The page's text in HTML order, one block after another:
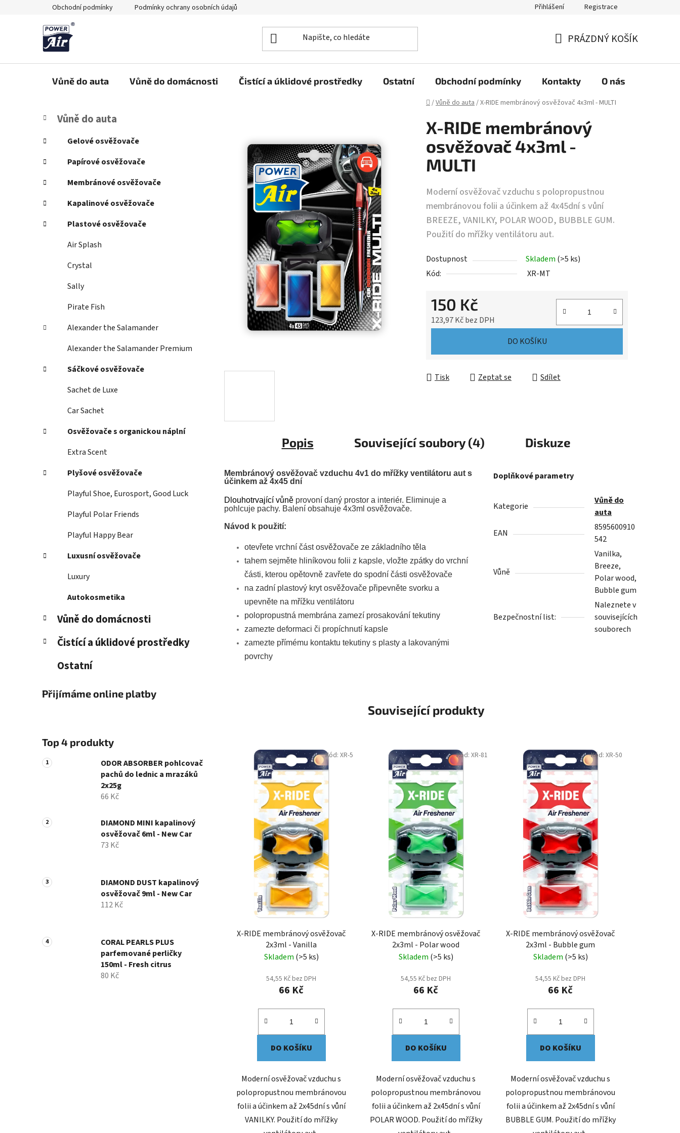
Obchodní podmínky Podmínky ochrany osobních údajů Přihlášení Registrace
KOŠÍK
PRÁZDNÝ KOŠÍK
Vůně do auta Vůně do domácnosti Čistící a úklidové prostředky Ostatní Obchodní podmínky Kontakty O nás
Domů
/Vůně do auta/X-RIDE membránový osvěžovač 4x3ml - MULTI
P
s
r
a
n
í
Přeskočit
kategorie
K
a
e
g
o
r
e
Vůně do auta
Gelové osvěžovače
Papírové osvěžovače
Membránové osvěžovače
Kapalinové osvěžovače
Plastové osvěžovače
Air Splash
Crystal
Sally
Pirate Fish
Alexander the Salamander
Alexander the Salamander Premium
Sáčkové osvěžovače
Sachet de Luxe
Car Sachet
Osvěžovače s organickou náplní
Extra Scent
Plyšové osvěžovače
Playful Shoe, Eurosport, Good Luck
Playful Polar Friends
Playful Happy Bear
Luxusní osvěžovače
Luxury
Autokosmetika
Vůně do domácnosti
Čistící a úklidové prostředky
Ostatní
Přijímáme online platby
Top 4 produkty
ODOR ABSORBER pohlcovač
pachů do lednic a mrazáků
2x25g
66 Kč
DIAMOND MINI kapalinový
osvěžovač 6ml - New Car
73 Kč
DIAMOND DUST kapalinový
osvěžovač 9ml - New Car
112 Kč
CORAL PEARLS PLUS
parfemované perličky
150ml - Fresh citrus
80 Kč
X-RIDE membránový
osvěžovač 4x3ml -
MULTI
Moderní osvěžovač vzduchu s polopropustnou
membránovou folii a účinkem až 4x45dní s vůní
BREEZE, VANILKY, POLAR WOOD, BUBBLE GUM.
Použití do mřížky ventilátoru aut.
Dostupnost Skladem (>5 ks)
Kód:
XR-MT
150 Kč
123,97 Kč bez DPH
DO KOŠÍKU
Tisk Zeptat se Sdílet
Popis Související soubory (4) Diskuze
Membránový osvěžovač vzduchu 4v1 do mřížky ventilátoru aut s
účinkem až 4x45 dní
D louhotrvající vůně provoní daný prostor a interiér. Eliminuje a
pohlcuje pachy. Balení obsahuje 4x3ml osvěžovače.
Návod k použití:
otevřete vrchní část osvěžovače ze základního těla
tahem sejměte hliníkovou folii z kapsle, vložte zpátky do vrchní
části, kterou opětovně zavřete do spodní části osvěžovače
na zadní plastový kryt osvěžovače připevněte svorku a
upevněte na mřížku ventilátoru
polopropustná membrána zamezí prosakování tekutiny
zamezte deformaci či propíchnutí kapsle
zamezte přímému kontaktu tekutiny s plasty a lakovanými
povrchy
Doplňkové parametry
Kategorie
Vůně do
auta
EAN
8595600910
542
Vůně
Vanilka,
Breeze,
Polar wood,
Bubble gum
Bezpečnostní list:
Naleznete v
souvisejících
souborech
Související produkty
X-RIDE membránový osvěžovač
2x3ml - Vanilla
Skladem (>5 ks)
54,55 Kč bez DPH
66 Kč
DO KOŠÍKU
Moderní osvěžovač vzduchu s
polopropustnou membránovou
folii a účinkem až 2x45dní s vůní
VANILKY. Použití do mřížky
Kód: XR-5
X-RIDE membránový osvěžovač
2x3ml - Polar wood
Skladem (>5 ks)
54,55 Kč bez DPH
66 Kč
DO KOŠÍKU
Moderní osvěžovač vzduchu s
polopropustnou membránovou
folii a účinkem až 2x45dní s vůní
POLAR WOOD. Použití do mřížky
Kód: XR-81
X-RIDE membránový osvěžovač
2x3ml - Bubble gum
Skladem (>5 ks)
54,55 Kč bez DPH
66 Kč
DO KOŠÍKU
Moderní osvěžovač vzduchu s
polopropustnou membránovou
folii a účinkem až 2x45dní s vůní
BUBBLE GUM. Použití do mřížky
Kód: XR-50